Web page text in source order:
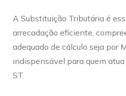
A Substituição Tributária é
arrecadação eficiente,
adequado de cálculo seja por
indispensável para quem
ST.